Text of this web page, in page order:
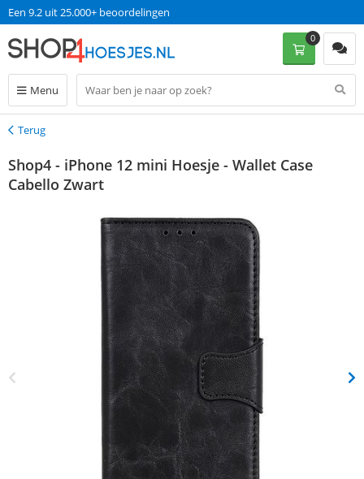
Een 9.2 uit 25.000+ beoordelingen
Menu
0
Terug
Terug
Shop4 - iPhone 12 mini Hoesje - Wallet Case
Cabello Zwart